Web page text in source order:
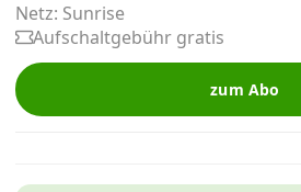
Netz: Sunrise
Aufschaltgebühr gratis
zum Abo